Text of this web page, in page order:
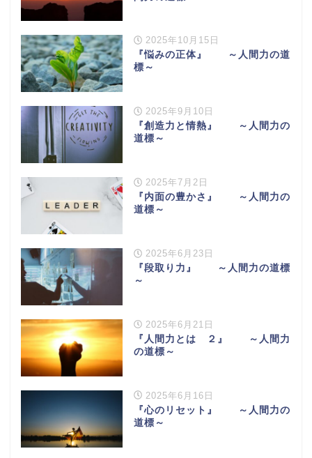
2025年10月15日
『悩みの正体』 ～人間力の道
標～
2025年9月10日
『創造力と情熱』 ～人間力の
道標～
2025年7月2日
『内面の豊かさ』 ～人間力の
道標～
2025年6月23日
『段取り力』 ～人間力の道標
～
2025年6月21日
『人間力とは ２』 ～人間力
の道標～
2025年6月16日
『心のリセット』 ～人間力の
道標～